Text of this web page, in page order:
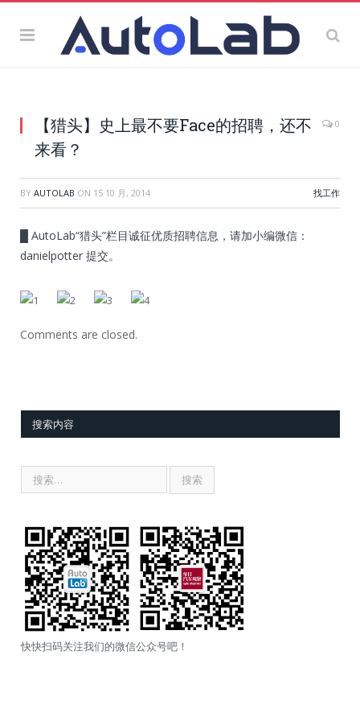
【猎头】史上最不要Face的招聘，还不
来看？
0
BY AUTOLAB ON 15 10 月, 2014 找工作
█ AutoLab“猎头”栏目诚征优质招聘信息，请加小编微信：
danielpotter 提交。
Comments are closed.
搜索内容
快快扫码关注我们的微信公众号吧！